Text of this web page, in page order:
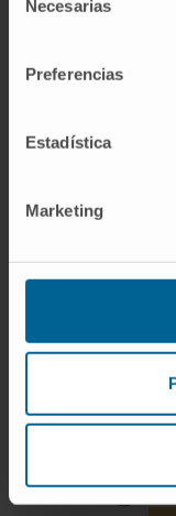
Necesarias
Preferencias
Estadística
Marketing
Actividad
En docencia